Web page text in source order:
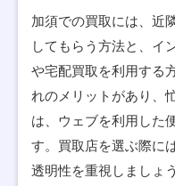
加須での買取には、近
してもらう方法と、イ
や宅配買取を利用する
れのメリットがあり、
は、ウェブを利用した
す。買取店を選ぶ際に
透明性を重視しましょ